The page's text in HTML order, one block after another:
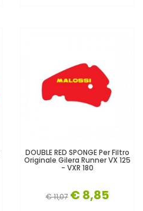
DOUBLE RED SPONGE Per Filtro
Originale Gilera Runner VX 125
- VXR 180
€ 11,07 € 8,85